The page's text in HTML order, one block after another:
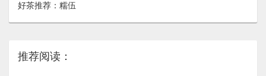
好茶推荐：糯伍
推荐阅读：